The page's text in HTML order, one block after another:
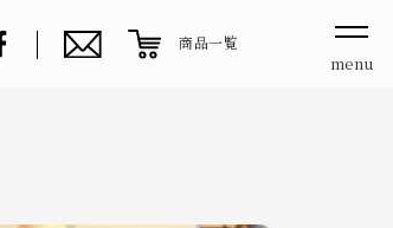
商品一覧
menu